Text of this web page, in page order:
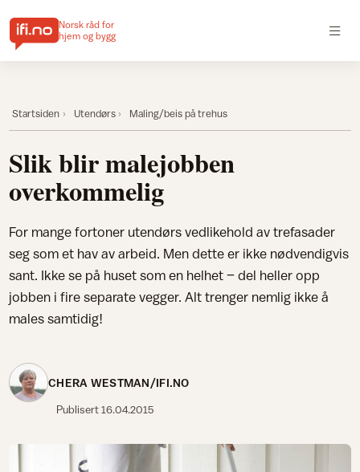
Norsk råd for
hjem og bygg
Startsiden Utendørs Maling/beis på trehus
Slik blir malejobben
overkommelig
For mange fortoner utendørs vedlikehold av trefasader
seg som et hav av arbeid. Men dette er ikke nødvendigvis
sant. Ikke se på huset som en helhet – del heller opp
jobben i fire separate vegger. Alt trenger nemlig ikke å
males samtidig!
CHERA WESTMAN/IFI.NO
Publisert16.04.2015